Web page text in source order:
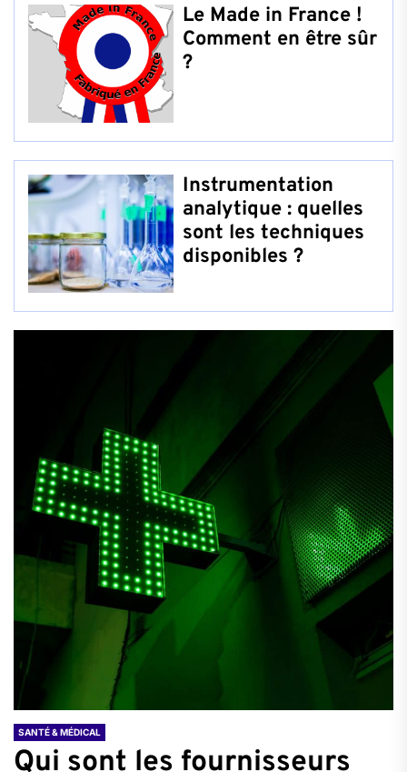
Le Made in France !
Comment en être sûr
?
Instrumentation
analytique : quelles
sont les techniques
disponibles ?
SANTÉ & MÉDICAL
Qui sont les fournisseurs